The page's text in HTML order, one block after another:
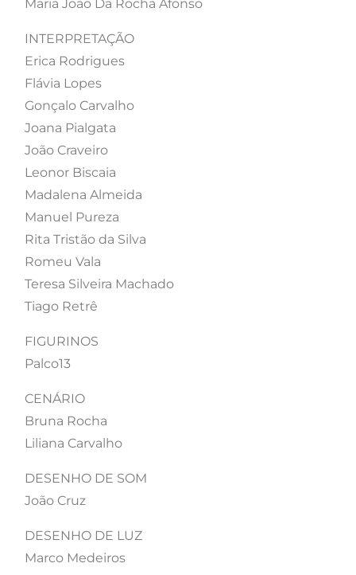
Maria João Da Rocha Afonso
INTERPRETAÇÃO
Erica Rodrigues
Flávia Lopes
Gonçalo Carvalho
Joana Pialgata
João Craveiro
Leonor Biscaia
Madalena Almeida
Manuel Pureza
Rita Tristão da Silva
Romeu Vala
Teresa Silveira Machado
Tiago Retrê
FIGURINOS
Palco13
CENÁRIO
Bruna Rocha
Liliana Carvalho
DESENHO DE SOM
João Cruz
DESENHO DE LUZ
Marco Medeiros